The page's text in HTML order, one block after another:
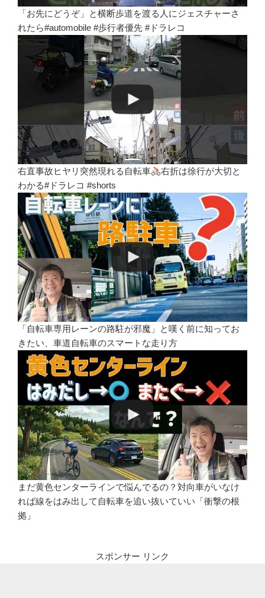
「お先にどうぞ」と横断歩道を渡る人にジェスチャーさ
れたら#automobile #歩行者優先 #ドラレコ
右直事故ヒヤリ突然現れる自転車
右折は徐行が大切と
わかる#ドラレコ #shorts
「自転車専用レーンの路駐が邪魔」と嘆く前に知ってお
きたい、車道自転車のスマートな走り方
まだ黄色センターラインで悩んでるの？対向車がいなけ
れば線をはみ出して自転車を追い抜いていい「衝撃の根
拠」
スポンサー リンク